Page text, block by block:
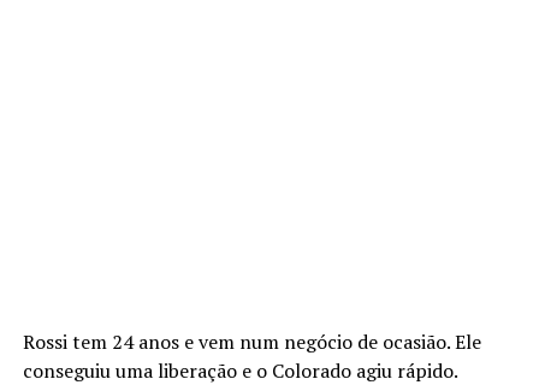
Rossi tem 24 anos e vem num negócio de ocasião. Ele
conseguiu uma liberação e o Colorado agiu rápido.